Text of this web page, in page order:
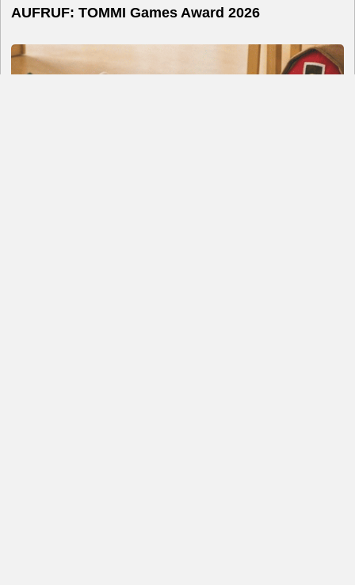
AUFRUF: TOMMI Games Award 2026